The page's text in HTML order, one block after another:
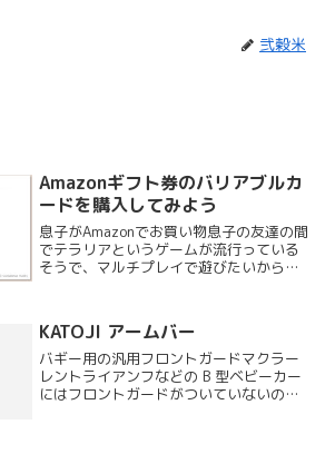
弐穀米
Amazonギフト券のバリアブルカ
ードを購入してみよう
息子がAmazonでお買い物息子の友達の間
でテラリアというゲームが流行っている
そうで、マルチプレイで遊びたいからど
えるのは教育上どうだろうと躊躇いまし
たが、お祖母ちゃん...
KATOJI アームバー
バギー用の汎用フロントガードマクラー
レントライアンフなどの B 型ベビーカー
にはフロントガードがついていないの